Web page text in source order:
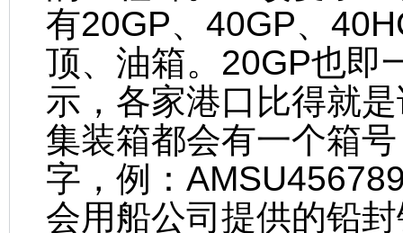
有20GP、40GP、
顶、油箱。20GP也即
示，各家港口比得就
集装箱都会有一个箱
字，例：
会用船公司提供的铅